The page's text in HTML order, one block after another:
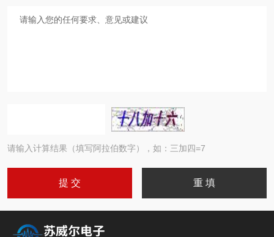
请输入计算结果（填写阿拉伯数字），如：三加四=7